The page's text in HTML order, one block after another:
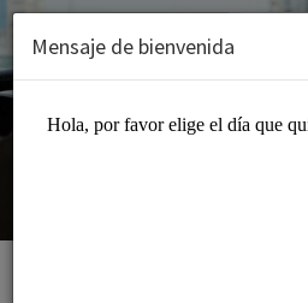
Mensaje de bienvenida